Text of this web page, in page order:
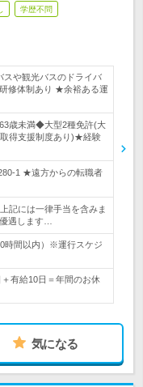
学歴不問
スや観光バスのドライバ
修体制あり ★余裕ある運
歳未満◆大型2種免許(大
得支援制度あり)★経験
1 ★遠方からの転職者
記には一律手当を含みま
遇します…
時間以内）※運行スケジ
有給10日＝年間のお休
気になる